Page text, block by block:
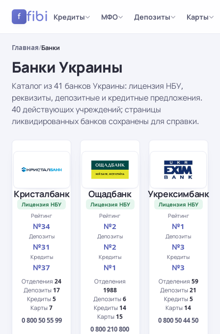
f fibi Кредиты МФО Депозиты Карты
Главная/Банки
Банки Украины
Каталог из 41 банков Украины: лицензия НБУ,
реквизиты, депозитные и кредитные предложения.
40 действующих учреждений; страницы
ликвидированных банков сохранены для справки.
Кристалбанк
Лицензия НБУ
Рейтинг
№34
Депозиты
№31
Кредиты
№37
Отделения24
Депозиты 17
Кредиты5
Карты7
0 800 50 55 99
Ощадбанк
Лицензия НБУ
Рейтинг
№2
Депозиты
№2
Кредиты
№1
Отделения
1988
Депозиты6
Кредиты 14
Карты 15
0 800 210 800
Укрексимбанк
Лицензия НБУ
Рейтинг
№1
Депозиты
№3
Кредиты
№3
Отделения 59
Депозиты21
Кредиты5
Карты 14
0 800 50 44 50